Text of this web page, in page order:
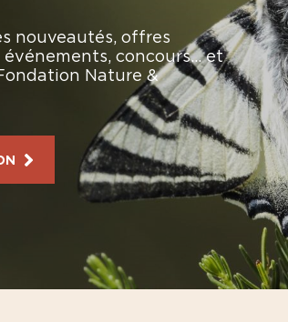
nouveautés, offres
événements, concours… et
Nature &